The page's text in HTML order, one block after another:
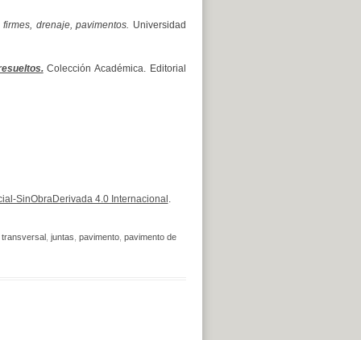
drenaje, pavimentos. Universidad
Colección Académica. Editorial
SinObraDerivada 4.0 Internacional .
juntas pavimento, pavimento de